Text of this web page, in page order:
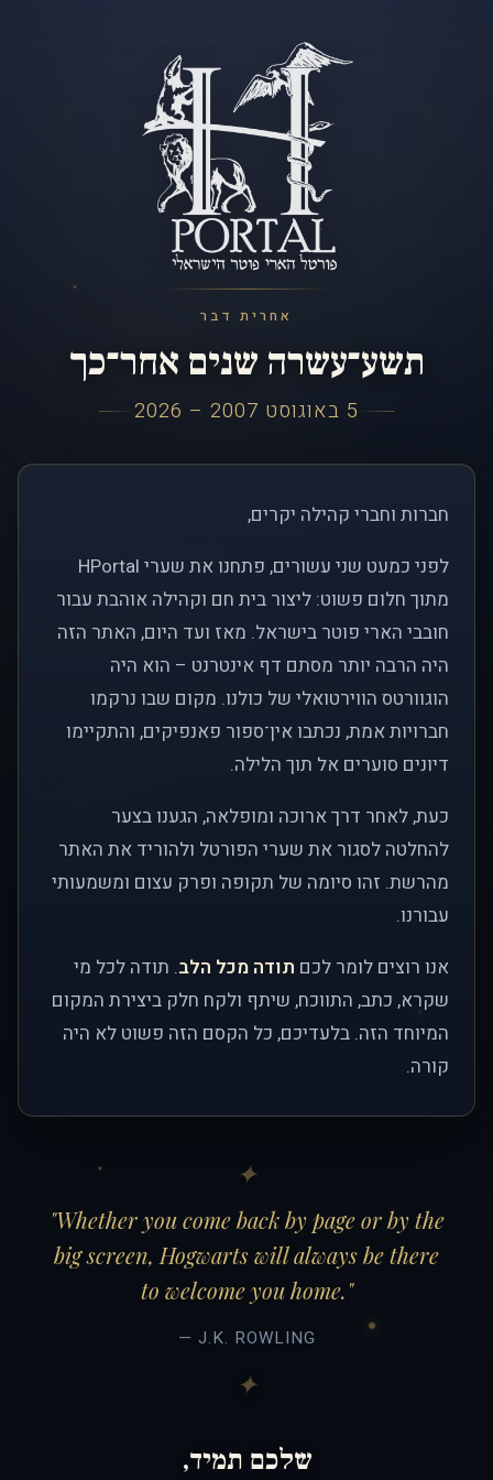
אחרית דבר
תשע־עשרה שנים אחר־כך
5 באוגוסט 2007 – 2026
חברות וחברי קהילה יקרים,
לפני כמעט שני עשורים, פתחנו את שערי HPortal
מתוך חלום פשוט: ליצור בית חם וקהילה אוהבת עבור
חובבי הארי פוטר בישראל. מאז ועד היום, האתר הזה
היה הרבה יותר מסתם דף אינטרנט – הוא היה
הוגוורטס הווירטואלי של כולנו. מקום שבו נרקמו
חברויות אמת, נכתבו אין־ספור פאנפיקים, והתקיימו
דיונים סוערים אל תוך הלילה.
כעת, לאחר דרך ארוכה ומופלאה, הגענו בצער
להחלטה לסגור את שערי הפורטל ולהוריד את האתר
מהרשת. זהו סיומה של תקופה ופרק עצום ומשמעותי
עבורנו.
אנו רוצים לומר לכם תודה מכל הלב. תודה לכל מי
שקרא, כתב, התווכח, שיתף ולקח חלק ביצירת המקום
המיוחד הזה. בלעדיכם, כל הקסם הזה פשוט לא היה
קורה.
"Whether you come back by page or by the
big screen, Hogwarts will always be there
to welcome you home."
— J.K. ROWLING
שלכם תמיד,